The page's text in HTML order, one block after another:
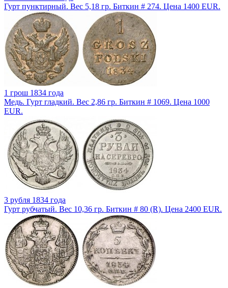
Гурт пунктирный. Вес 5,18 гр. Биткин # 274. Цена 1400 EUR.
1 грош 1834 года
Медь. Гурт гладкий. Вес 2,86 гр. Биткин # 1069. Цена 1000
EUR.
3 рубля 1834 года
Гурт рубчатый. Вес 10,36 гр. Биткин # 80 (R). Цена 2400 EUR.